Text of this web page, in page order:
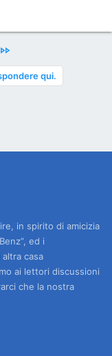
qui.
in spirito di amicizia
ed i
casa
ai lettori discussioni
che la nostra